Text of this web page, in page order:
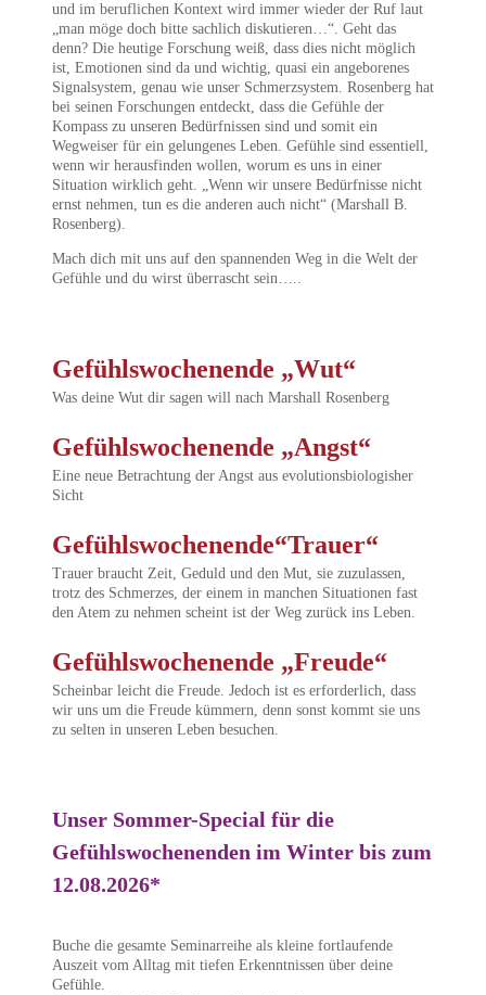
und im beruflichen Kontext wird immer wieder der Ruf laut
„man möge doch bitte sachlich diskutieren…“. Geht das
denn? Die heutige Forschung weiß, dass dies nicht möglich
ist, Emotionen sind da und wichtig, quasi ein angeborenes
Signalsystem, genau wie unser Schmerzsystem. Rosenberg hat
bei seinen Forschungen entdeckt, dass die Gefühle der
Kompass zu unseren Bedürfnissen sind und somit ein
Wegweiser für ein gelungenes Leben. Gefühle sind essentiell,
wenn wir herausfinden wollen, worum es uns in einer
Situation wirklich geht. „Wenn wir unsere Bedürfnisse nicht
ernst nehmen, tun es die anderen auch nicht“ (Marshall B.
Rosenberg).
Mach dich mit uns auf den spannenden Weg in die Welt der
Gefühle und du wirst überrascht sein…..
Gefühlswochenende „Wut“
Was deine Wut dir sagen will nach Marshall Rosenberg
Gefühlswochenende „Angst“
Eine neue Betrachtung der Angst aus evolutionsbiologisher
Sicht
Gefühlswochenende“Trauer“
Trauer braucht Zeit, Geduld und den Mut, sie zuzulassen,
trotz des Schmerzes, der einem in manchen Situationen fast
den Atem zu nehmen scheint ist der Weg zurück ins Leben.
Gefühlswochenende „Freude“
Scheinbar leicht die Freude. Jedoch ist es erforderlich, dass
wir uns um die Freude kümmern, denn sonst kommt sie uns
zu selten in unseren Leben besuchen.
Unser Sommer-Special für die
Gefühlswochenenden im Winter bis zum
12.08.2026*
Buche die gesamte Seminarreihe als kleine fortlaufende
Auszeit vom Alltag mit tiefen Erkenntnissen über deine
Gefühle.